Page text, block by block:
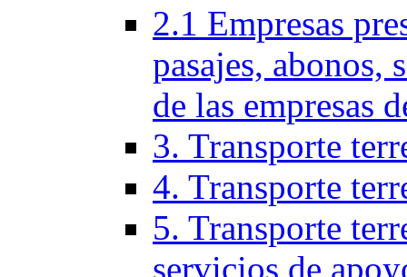
2.1 Empresas
pasajes, abonos,
de las empresas
3. Transporte
4. Transporte
5. Transporte
servicios de